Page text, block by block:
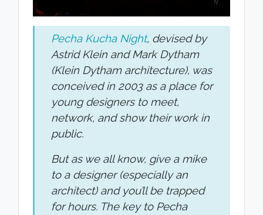
Pecha Kucha Night, devised by
Astrid Klein and Mark Dytham
(Klein Dytham architecture), was
conceived in 2003 as a place for
young designers to meet,
network, and show their work in
public.
But as we all know, give a mike
to a designer (especially an
architect) and you’ll be trapped
for hours. The key to Pecha